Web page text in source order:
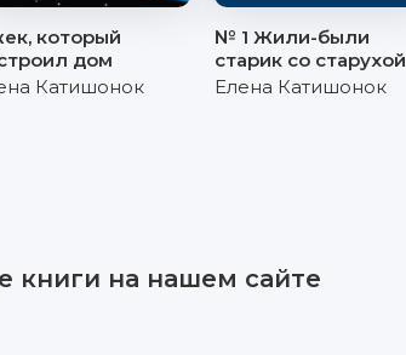
который
дом
Катишонок
№ 1 Жили-были
старик со старухой
Елена Катишонок
книги на нашем сайте